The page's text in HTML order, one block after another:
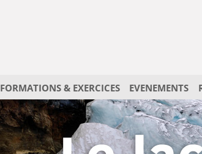
FORMATIONS & EXERCICES EVENEMENTS